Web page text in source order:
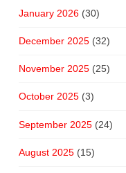
January 2026(30)
December 2025(32)
November 2025(25)
October 2025(3)
September 2025(24)
August 2025(15)